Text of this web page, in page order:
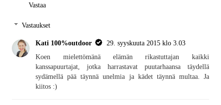
Vastaa
Vastaukset
Kati 100%outdoor
29. syyskuuta 2015 klo 3.03
Koen mielettömänä elämän rikastuttajan kaikki
kanssapuurtajat, jotka harrastavat puutarhaansa täydellä
sydämellä pää täynnä unelmia ja kädet täynnä multaa. Ja
kiitos :)